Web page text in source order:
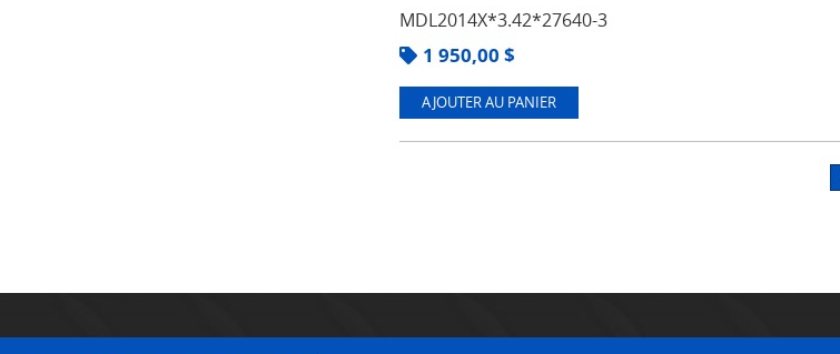
MDL2014X*3.42*27640-3
1 950,00 $
AJOUTER AU PANIER